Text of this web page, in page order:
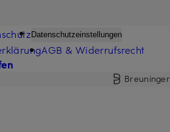
Datenschutzeinstellungen
AGB & Widerrufsrecht
Breuninger